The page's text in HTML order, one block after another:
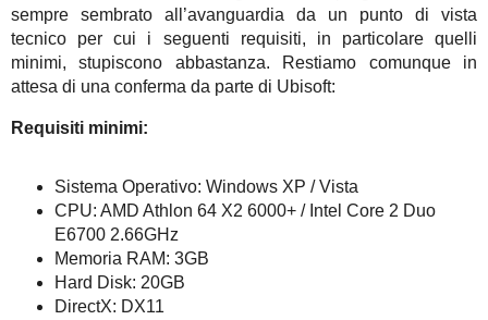
sempre sembrato all’avanguardia da un punto di vista
tecnico per cui i seguenti requisiti, in particolare quelli
minimi, stupiscono abbastanza. Restiamo comunque in
attesa di una conferma da parte di Ubisoft:
Requisiti minimi:
Sistema Operativo: Windows XP / Vista
CPU: AMD Athlon 64 X2 6000+ / Intel Core 2 Duo
E6700 2.66GHz
Memoria RAM: 3GB
Hard Disk: 20GB
DirectX: DX11